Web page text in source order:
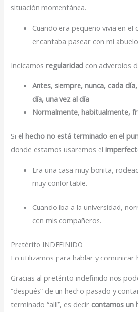
situación momentánea.
Cuando era pequeño vivía en el
encantaba pasear con mi
Indicamos regularidad con adverbios
Antes,siempre, nunca, cada
día, una vez al día
Normalmente,habitualmente,
Si el hecho no está terminado en el
donde estamos usaremos el
Era una casa muy bonita,
muy confortable.
Cuando iba a la universidad,
con mis compañeros.
Pretérito INDEFINIDO
Lo utilizamos para hablar y comunicar
Gracias al pretérito indefinido nos
“después” de un hecho pasado y
terminado “allí”, es decir contamos un